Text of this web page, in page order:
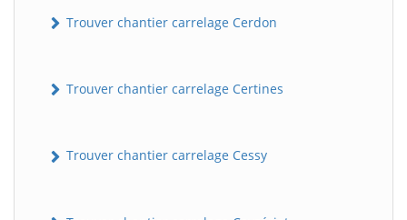
Trouver chantier carrelage Cerdon
Trouver chantier carrelage Certines
Trouver chantier carrelage Cessy